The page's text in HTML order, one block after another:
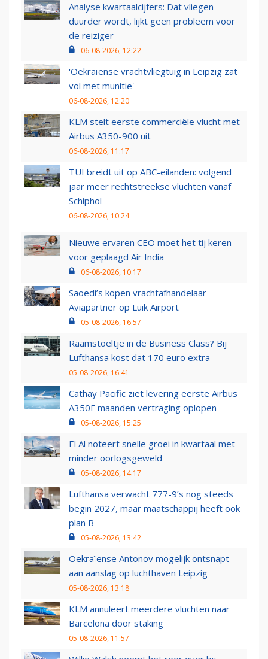
Analyse kwartaalcijfers: Dat vliegen
duurder wordt, lijkt geen probleem voor
de reiziger
06-08-2026, 12:22
'Oekraïense vrachtvliegtuig in Leipzig zat
vol met munitie'
06-08-2026, 12:20
KLM stelt eerste commerciële vlucht met
Airbus A350-900 uit
06-08-2026, 11:17
TUI breidt uit op ABC-eilanden: volgend
jaar meer rechtstreekse vluchten vanaf
Schiphol
06-08-2026, 10:24
Nieuwe ervaren CEO moet het tij keren
voor geplaagd Air India
06-08-2026, 10:17
Saoedi’s kopen vrachtafhandelaar
Aviapartner op Luik Airport
05-08-2026, 16:57
Raamstoeltje in de Business Class? Bij
Lufthansa kost dat 170 euro extra
05-08-2026, 16:41
Cathay Pacific ziet levering eerste Airbus
A350F maanden vertraging oplopen
05-08-2026, 15:25
El Al noteert snelle groei in kwartaal met
minder oorlogsgeweld
05-08-2026, 14:17
Lufthansa verwacht 777-9’s nog steeds
begin 2027, maar maatschappij heeft ook
plan B
05-08-2026, 13:42
Oekraïense Antonov mogelijk ontsnapt
aan aanslag op luchthaven Leipzig
05-08-2026, 13:18
KLM annuleert meerdere vluchten naar
Barcelona door staking
05-08-2026, 11:57